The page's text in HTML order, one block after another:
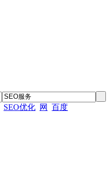
SEO优化 网 百度